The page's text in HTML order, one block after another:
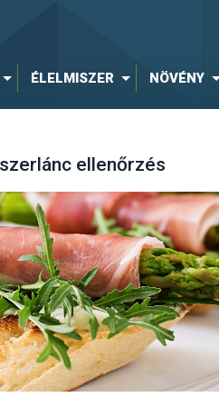
ÉLELMISZER NÖVÉNY
ellenőrzés